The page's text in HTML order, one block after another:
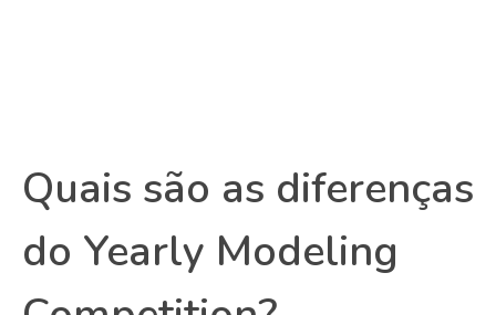
Quais são as diferenças
do Yearly Modeling